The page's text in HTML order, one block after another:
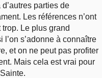
parties de
Les références n’ont
Le plus grand
s’adonne à connaître
et on ne peut pas profiter
Mais cela est vrai pour